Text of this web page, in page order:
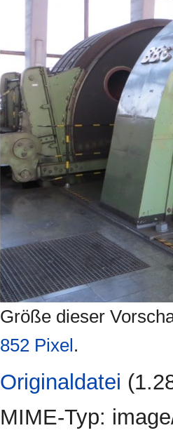
Größe dieser
852 Pixel.
Originaldatei
MIME-Typ: